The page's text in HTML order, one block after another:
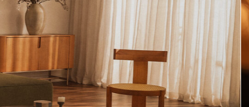
Pequenos rituais
Grandes mudanças
Usar voucher >